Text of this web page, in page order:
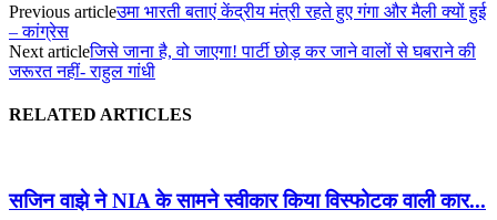
Previous articleउमा भारती बताएं केंद्रीय मंत्री रहते हुए गंगा और मैली क्यों हुई
– कांग्रेस
Next articleजिसे जाना है, वो जाएगा! पार्टी छोड़ कर जाने वालों से घबराने की
जरूरत नहीं- राहुल गांधी
RELATED ARTICLES
सजिन वाझे ने NIA के सामने स्वीकार किया विस्फोटक वाली कार...